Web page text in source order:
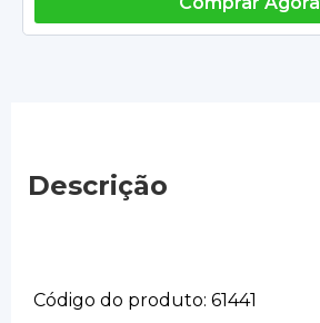
Descrição
Código do produto: 61441